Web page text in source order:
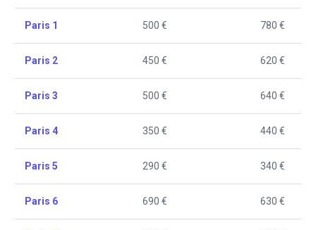
Paris 1 500 € 780 €
Paris 2 450 € 620 €
Paris 3 500 € 640 €
Paris 4 350 € 440 €
Paris 5 290 € 340 €
Paris 6 690 € 630 €